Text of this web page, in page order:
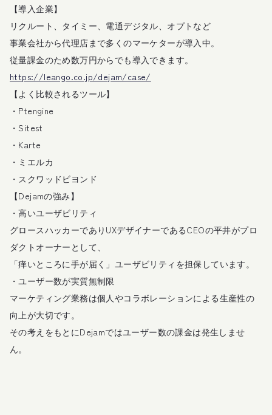
【導入企業】
リクルート、タイミー、電通デジタル、オプトなど
事業会社から代理店まで多くのマーケターが導入中。
従量課金のため数万円からでも導入できます。
https://leango.co.jp/dejam/case/
【よく比較されるツール】
・Ptengine
・Sitest
・Karte
・ミエルカ
・スクワッドビヨンド
【Dejamの強み】
・高いユーザビリティ
グロースハッカーでありUXデザイナーであるCEOの平井がプロ
ダクトオーナーとして、
「痒いところに手が届く」ユーザビリティを担保しています。
・ユーザー数が実質無制限
マーケティング業務は個人やコラボレーションによる生産性の
向上が大切です。
その考えをもとにDejamではユーザー数の課金は発生しませ
ん。